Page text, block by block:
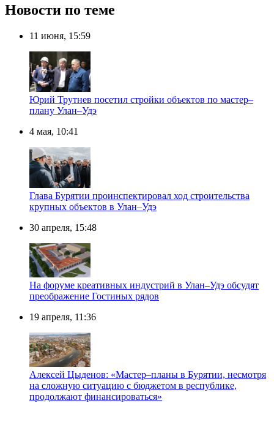
Новости по теме
11 июня, 15:59
Юрий Трутнев посетил стройки объектов по мастер–
плану Улан–Удэ
4 мая, 10:41
Глава Бурятии проинспектировал ход строительства
крупных объектов в Улан–Удэ
30 апреля, 15:48
На форуме креативных индустрий в Улан–Удэ обсудят
преображение Гостиных рядов
19 апреля, 11:36
Алексей Цыденов: «Мастер–планы в Бурятии, несмотря
на сложную ситуацию с бюджетом в республике,
продолжают финансироваться»